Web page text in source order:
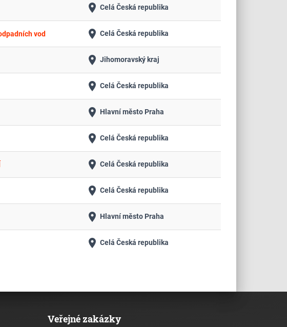
place Celá Česká republika
vod place Celá Česká republika
place Jihomoravský kraj
place Celá Česká republika
place Hlavní město Praha
place Celá Česká republika
place Celá Česká republika
place Celá Česká republika
place Hlavní město Praha
place Celá Česká republika
Veřejné zakázky